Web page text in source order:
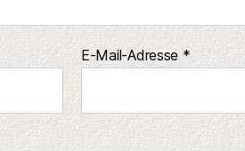
E-Mail-Adresse *